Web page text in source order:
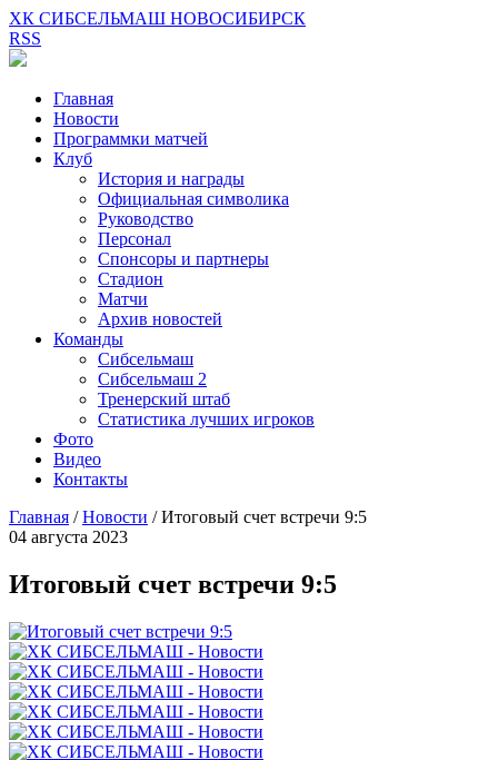
ХК СИБСЕЛЬМАШ НОВОСИБИРСК
RSS
Главная
Новости
Программки матчей
Клуб
История и награды
Официальная символика
Руководство
Персонал
Спонсоры и партнеры
Стадион
Матчи
Архив новостей
Команды
Сибсельмаш
Сибсельмаш 2
Тренерский штаб
Статистика лучших игроков
Фото
Видео
Контакты
Главная /Новости /Итоговый счет встречи 9:5
04 августа 2023
Итоговый счет встречи 9:5